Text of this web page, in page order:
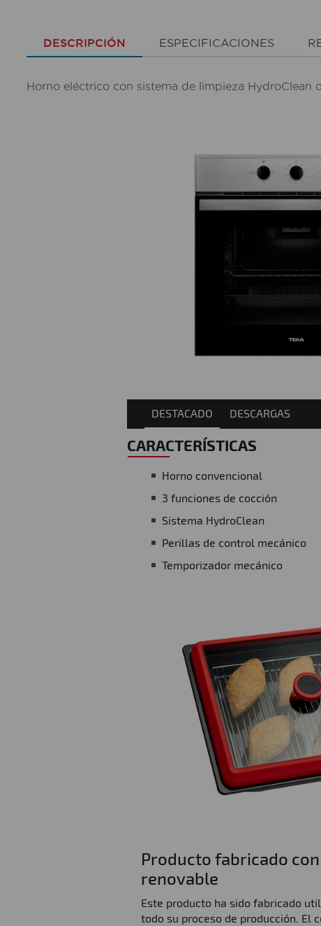
DESCRIPCIÓN ESPECIFICACIONES
Horno eléctrico con sistema de limpieza
DESTACADO DESCARGAS
CARACTERÍSTICAS
Horno convencional
3 funciones de cocción
Sistema HydroClean
Perillas de control mecánico
Temporizador mecánico
Producto fabricado
renovable
Este producto ha sido fabricado
todo su proceso de producción. El